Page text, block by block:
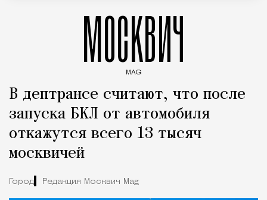
МОСКВИЧ
MAG
В дептрансе считают, что после
запуска БКЛ от автомобиля
откажутся всего 13 тысяч
москвичей
Город Редакция Москвич Mag